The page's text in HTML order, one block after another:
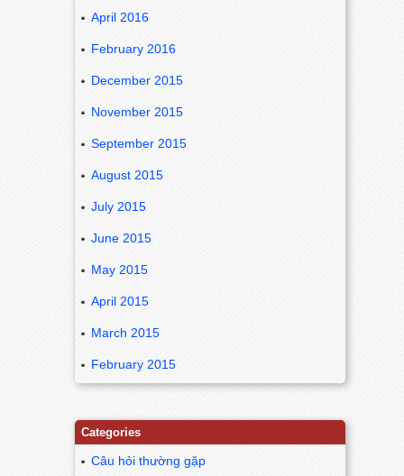
April 2016
February 2016
December 2015
November 2015
September 2015
August 2015
July 2015
June 2015
May 2015
April 2015
March 2015
February 2015
Categories
Câu hỏi thường gặp